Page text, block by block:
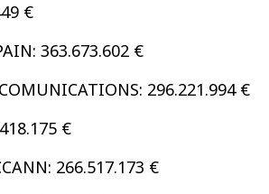
€
363.673.602 €
296.221.994 €
€
266.517.173 €